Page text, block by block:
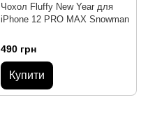
Чохол Fluffy New Year для
iPhone 12 PRO MAX Snowman
490 грн
Купити